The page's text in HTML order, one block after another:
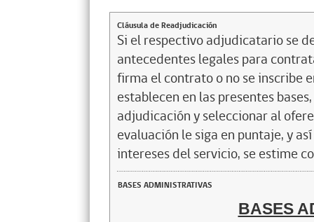
Cláusula de Readjudicación
Si el respectivo adjudicatario se
antecedentes legales para
firma el contrato o no se inscribe
establecen en las presentes
adjudicación y seleccionar al
evaluación le siga en puntaje, y
intereses del servicio, se estime
BASES ADMINISTRATIVAS
BASES